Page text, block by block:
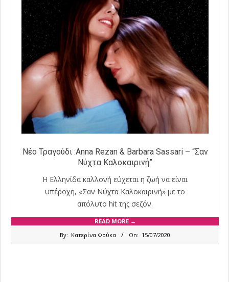
Νέο Τραγούδι :Anna Rezan & Barbara Sassari – “Σαν
Νύχτα Καλοκαιρινή”
Η Ελληνίδα καλλονή εύχεται η ζωή να είναι
υπέροχη, «Σαν Νύχτα Καλοκαιρινή» με το
απόλυτο hit της σεζόν.
READ MORE →
By: Κατερίνα Φούκα On: 15/07/2020